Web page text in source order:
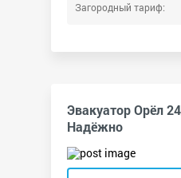
Загородный тариф:
Эвакуатор Орёл
Надёжно